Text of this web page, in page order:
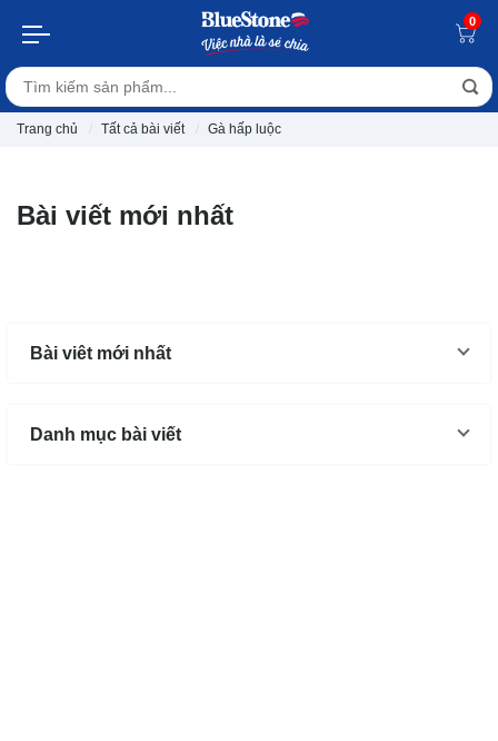
0
Trang chủ Tất cả bài viết Gà hấp luộc
Bài viết mới nhất
Bài viêt mới nhất
Danh mục bài viết